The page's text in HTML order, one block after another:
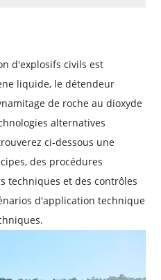
d'explosifs civils est
liquide, le détendeur
de roche au dioxyde
alternatives
ci-dessous une
des procédures
techniques et des contrôles
d'application technique